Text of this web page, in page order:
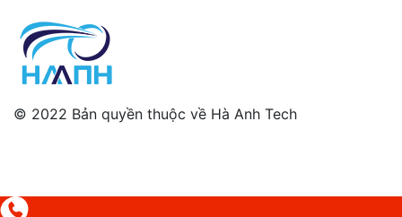
© 2022 Bản quyền thuộc về Hà Anh Tech